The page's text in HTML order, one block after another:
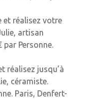
et réalisez votre
artisan
par Personne.
réalisez jusqu’à
céramiste.
Paris, Denfert-